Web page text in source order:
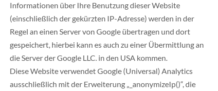
Informationen über Ihre Benutzung dieser Website
(einschließlich der gekürzten IP-Adresse) werden in der
Regel an einen Server von Google übertragen und dort
gespeichert, hierbei kann es auch zu einer Übermittlung an
die Server der Google LLC. in den USA kommen.
Diese Website verwendet Google (Universal) Analytics
ausschließlich mit der Erweiterung „_anonymizeIp()“, die